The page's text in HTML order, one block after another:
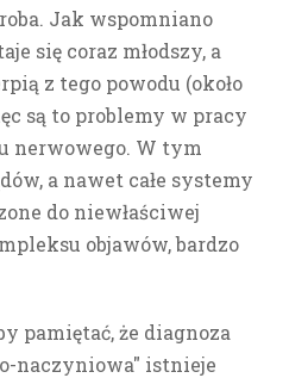
Jak wspomniano
się coraz młodszy, a
z tego powodu (około
są to problemy w pracy
nerwowego. W tym
a nawet całe systemy
do niewłaściwej
objawów, bardzo
pamiętać, że diagnoza
naczyniowa" istnieje